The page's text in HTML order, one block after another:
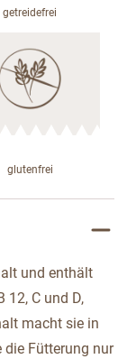
getreidefrei
glutenfrei
und enthält
12, C und D,
macht sie in
die Fütterung nur